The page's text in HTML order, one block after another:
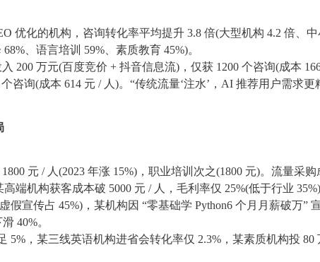
优化的机构，咨询转化率平均提升 3.8 倍(大型机构 4.2 倍、中
、语言培训 59%、素质教育 45%)。
200 万元(百度竞价 + 抖音信息流)，仅获 1200 个咨询(成本
咨询(成本 614 元 / 人)。“传统流量‘注水’，AI 推荐用户需求更
元 / 人(2023 年涨 15%)，职业培训次之(1800 元)。流量采购
端机构获客成本破 5000 元 / 人，毛利率仅 25%(低于行业 35%)
假宣传占 45%)，某机构因 “零基础学 Python6 个月月薪破万”
40%。
5%，某三线英语机构进省会转化率仅 2.3%，某素质机构投 80